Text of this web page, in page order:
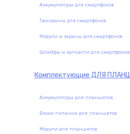
Аккумуляторы для смартфонов
Тачскрины для смартфонов
Модули и экраны для смартфонов
Шлейфы и запчасти для смартфонов
Комплектующие ДЛЯ
Аккумуляторы для планшетов
Блоки питания для планшетов
Модули для планшетов